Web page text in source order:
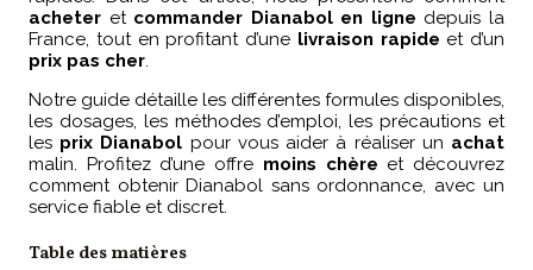
acheter et commander Dianabol en ligne depuis la
France, tout en profitant d’une livraison rapide et d’un
prix pas cher.
Notre guide détaille les différentes formules disponibles,
les dosages, les méthodes d’emploi, les précautions et
les prix Dianabol pour vous aider à réaliser un achat
malin. Profitez d’une offre moins chère et découvrez
comment obtenir Dianabol sans ordonnance, avec un
service fiable et discret.
Table des matières